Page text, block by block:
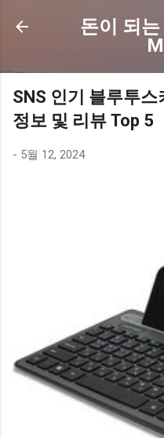
기본 콘
돈이 되는
SNS 인기 블루투
정보 및 리뷰 Top 5
- 5월 12, 2024